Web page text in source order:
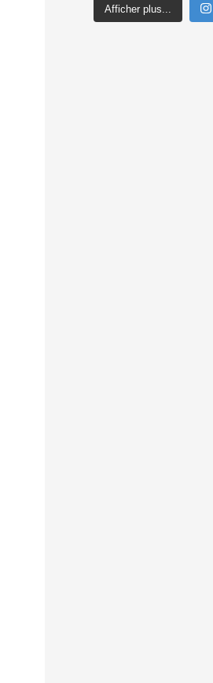
Afficher plus...